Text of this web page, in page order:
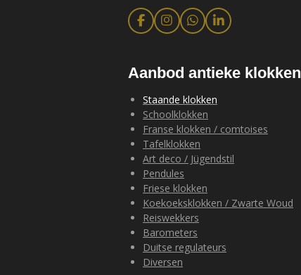
F
a
b
o
k
I
n
a
g
a
m
W
h
s
A
p
p
L
i
e
d
Aanbod antieke klokken
Staande klokken
Schoolklokken
Franse klokken / comtoises
Tafelklokken
Art deco / Jügendstil
Pendules
Friese klokken
Koekoeksklokken / Zwarte Woud
Reiswekkers
Barometers
Duitse regulateurs
Diversen